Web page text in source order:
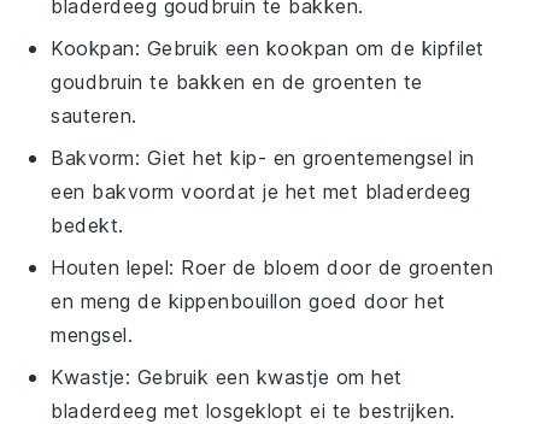
bladerdeeg goudbruin te bakken.
Kookpan: Gebruik een kookpan om de kipfilet
goudbruin te bakken en de groenten te
sauteren.
Bakvorm: Giet het kip- en groentemengsel in
een bakvorm voordat je het met bladerdeeg
bedekt.
Houten lepel: Roer de bloem door de groenten
en meng de kippenbouillon goed door het
mengsel.
Kwastje: Gebruik een kwastje om het
bladerdeeg met losgeklopt ei te bestrijken.